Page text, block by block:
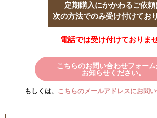
定期購入にかかわるご依頼
次の方法でのみ受け付けてお
電話では受け付けておりま
こちらのお問い合わせフォー
お知らせください。
もしくは、 こちらのメールアドレスにお問